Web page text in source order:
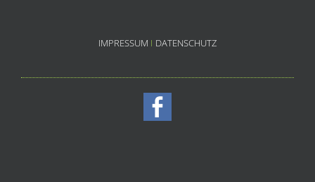
IMPRESSUM I DATENSCHUTZ